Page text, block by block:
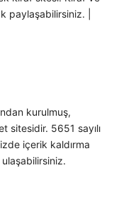
paylaşabilirsiniz. |
kurulmuş,
sitesidir. 5651 sayılı
içerik kaldırma